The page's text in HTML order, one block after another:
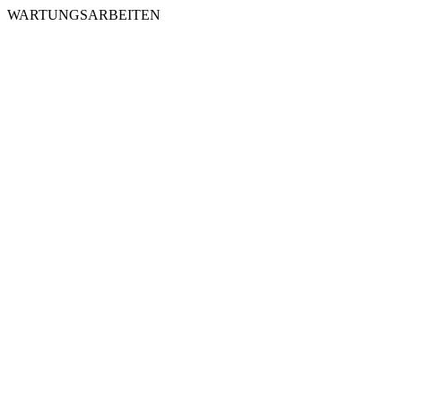
WARTUNGSARBEITEN